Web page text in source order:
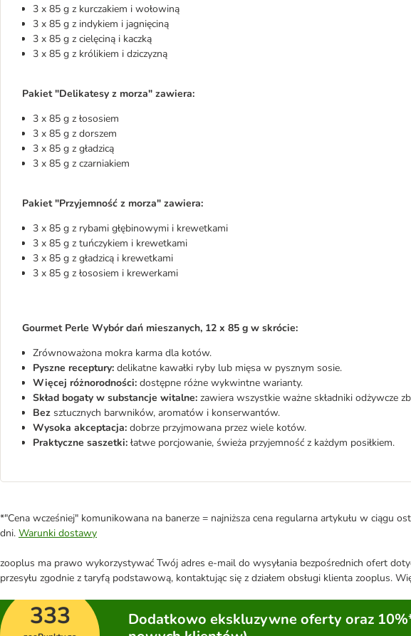
3 x 85 g z kurczakiem i wołowiną
3 x 85 g z indykiem i jagnięciną
3 x 85 g z cielęciną i kaczką
3 x 85 g z królikiem i dziczyzną
Pakiet "Delikatesy z morza" zawiera:
3 x 85 g z łososiem
3 x 85 g z dorszem
3 x 85 g z gładzicą
3 x 85 g z czarniakiem
Pakiet "Przyjemność z morza" zawiera:
3 x 85 g z rybami głębinowymi i krewetkami
3 x 85 g z tuńczykiem i krewetkami
3 x 85 g z gładzicą i krewetkami
3 x 85 g z łososiem i krewerkami
Gourmet Perle Wybór dań mieszanych, 12 x 85 g w skrócie:
Zrównoważona mokra karma dla kotów.
Pyszne receptury: delikatne kawałki ryby lub mięsa w pysznym sosie.
Więcej różnorodności: dostępne różne wykwintne warianty.
Skład bogaty w substancje witalne: zawiera wszystkie ważne składniki odżywcze
Bez sztucznych barwników, aromatów i konserwantów.
Wysoka akceptacja: dobrze przyjmowana przez wiele kotów.
Praktyczne saszetki: łatwe porcjowanie, świeża przyjemność z każdym posiłkiem.
*"Cena wcześniej" komunikowana na banerze = najniższa cena regularna artykułu w ciągu
dni. Warunki dostawy
zooplus ma prawo wykorzystywać Twój adres e-mail do wysyłania bezpośrednich ofert
przesyłu zgodnie z taryfą podstawową, kontaktując się z działem obsługi klienta zooplus.
333
Dodatkowo ekskluzywne oferty oraz